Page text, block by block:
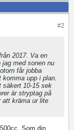
#2
2017. Va en
med sonen nu
får jobba
upp i plan.
säkert 10-15 sek
är stryptag på
att kräma ur lite
Som din